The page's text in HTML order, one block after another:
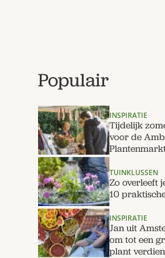
Populair
INSPIRATIE
Tijdelijk
voor de
TUINKLUSSEN
Zo overleeft
10
INSPIRATIE
Jan uit
om tot een
plant